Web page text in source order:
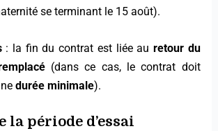
se terminant le 15 août).
: la fin du contrat est liée auretour du
(dans ce cas, le contrat doit
durée minimale).
la période d’essai